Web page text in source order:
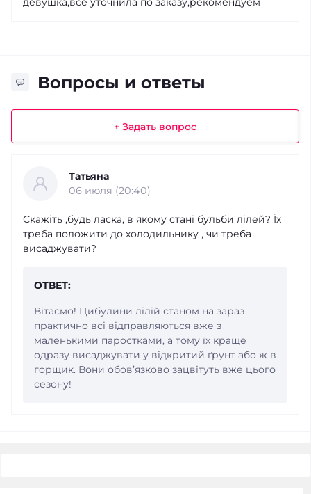
Вопросы и ответы
+ Задать вопрос
Татьяна
06 июля (20:40)
Скажіть ,будь ласка, в якому стані бульби лілей? Їх
треба положити до холодильнику , чи треба
висаджувати?
ОТВЕТ:
Вітаємо! Цибулини лілій станом на зараз
практично всі відправляються вже з
маленькими паростками, а тому їх краще
одразу висаджувати у відкритий ґрунт або ж в
горщик. Вони обовʼязково зацвітуть вже цього
сезону!